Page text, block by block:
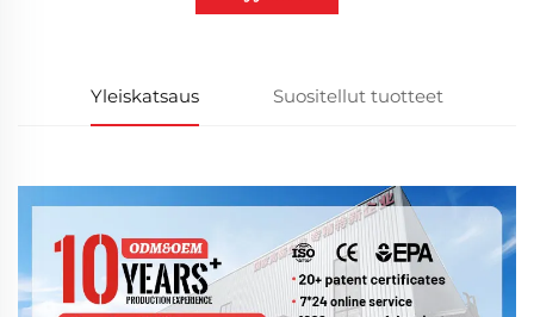
Yleiskatsaus Suositellut tuotteet